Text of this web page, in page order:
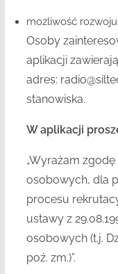
możliwość
Osoby
aplikacji
adres:
stanowiska.
W aplikacji
„Wyrażam
osobowych, dla
procesu
ustawy z
osobowych (t.j.
poź. zm.)”.